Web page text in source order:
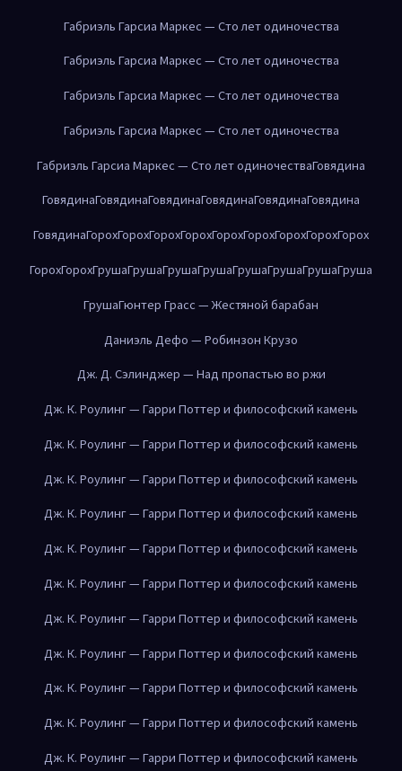
Габриэль Гарсиа Маркес — Сто лет одиночества
Габриэль Гарсиа Маркес — Сто лет одиночества
Габриэль Гарсиа Маркес — Сто лет одиночества
Габриэль Гарсиа Маркес — Сто лет одиночества
Габриэль Гарсиа Маркес — Сто лет одиночестваГовядина
ГовядинаГовядинаГовядинаГовядинаГовядинаГовядина
ГовядинаГорохГорохГорохГорохГорохГорохГорохГорохГорох
ГорохГорохГрушаГрушаГрушаГрушаГрушаГрушаГрушаГруша
ГрушаГюнтер Грасс — Жестяной барабан
Даниэль Дефо — Робинзон Крузо
Дж. Д. Сэлинджер — Над пропастью во ржи
Дж. К. Роулинг — Гарри Поттер и философский камень
Дж. К. Роулинг — Гарри Поттер и философский камень
Дж. К. Роулинг — Гарри Поттер и философский камень
Дж. К. Роулинг — Гарри Поттер и философский камень
Дж. К. Роулинг — Гарри Поттер и философский камень
Дж. К. Роулинг — Гарри Поттер и философский камень
Дж. К. Роулинг — Гарри Поттер и философский камень
Дж. К. Роулинг — Гарри Поттер и философский камень
Дж. К. Роулинг — Гарри Поттер и философский камень
Дж. К. Роулинг — Гарри Поттер и философский камень
Дж. К. Роулинг — Гарри Поттер и философский камень